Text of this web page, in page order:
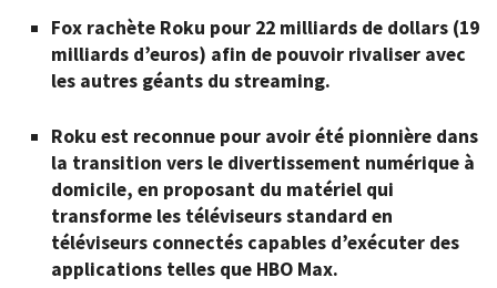
Fox rachète Roku pour 22 milliards de dollars (19
milliards d’euros) afin de pouvoir rivaliser avec
les autres géants du streaming.
Roku est reconnue pour avoir été pionnière dans
la transition vers le divertissement numérique à
domicile, en proposant du matériel qui
transforme les téléviseurs standard en
téléviseurs connectés capables d’exécuter des
applications telles que HBO Max.